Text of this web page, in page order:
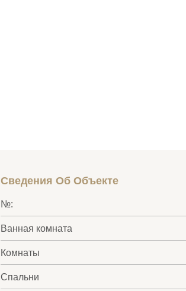
Сведения Об Объекте
№:
Ванная комната
Комнаты
Спальни